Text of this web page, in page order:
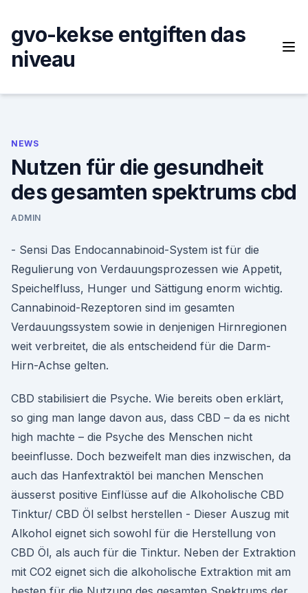
content
gvo-kekse entgiften das
niveau
NEWS
Nutzen für die gesundheit
des gesamten spektrums cbd
ADMIN
- Sensi Das Endocannabinoid-System ist für die
Regulierung von Verdauungsprozessen wie Appetit,
Speichelfluss, Hunger und Sättigung enorm wichtig.
Cannabinoid-Rezeptoren sind im gesamten
Verdauungssystem sowie in denjenigen Hirnregionen
weit verbreitet, die als entscheidend für die Darm-
Hirn-Achse gelten.
CBD stabilisiert die Psyche. Wie bereits oben erklärt,
so ging man lange davon aus, dass CBD – da es nicht
high machte – die Psyche des Menschen nicht
beeinflusse. Doch bezweifelt man dies inzwischen, da
auch das Hanfextraktöl bei manchen Menschen
äusserst positive Einflüsse auf die Alkoholische CBD
Tinktur/ CBD Öl selbst herstellen - Dieser Auszug mit
Alkohol eignet sich sowohl für die Herstellung von
CBD Öl, als auch für die Tinktur. Neben der Extraktion
mit CO2 eignet sich die alkoholische Extraktion mit am